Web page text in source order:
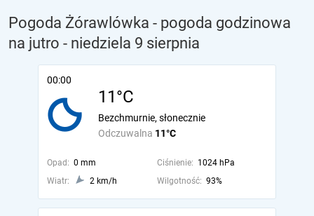
Pogoda Żórawlówka - pogoda godzinowa
na jutro - niedziela 9 sierpnia
00:00
11°C
Odczuwalna 11°C
Bezchmurnie, słonecznie
Opad: 0 mm Ciśnienie: 1024 hPa
Wiatr:
2 km/h Wilgotność: 93%